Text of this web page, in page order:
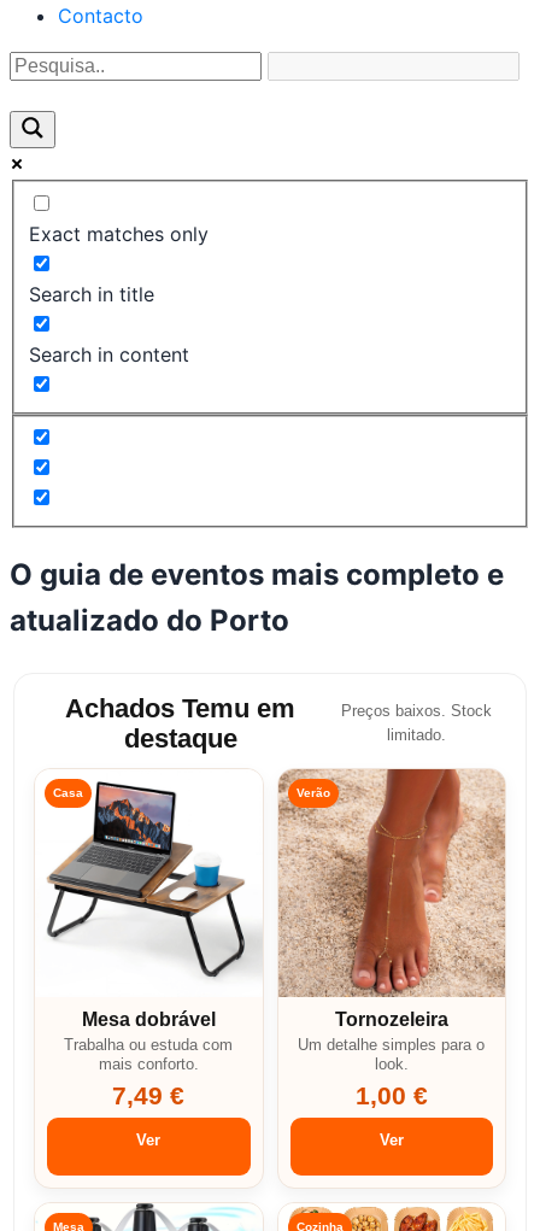
Contacto
Exact matches only
Search in title
Search in content
O guia de eventos mais completo e
atualizado do Porto
Achados Temu em
destaque
Preços baixos. Stock
limitado.
Casa
Mesa dobrável
Trabalha ou estuda com
mais conforto.
7,49 €
Ver
Verão
Tornozeleira
Um detalhe simples para o
look.
1,00 €
Ver
Mesa Cozinha